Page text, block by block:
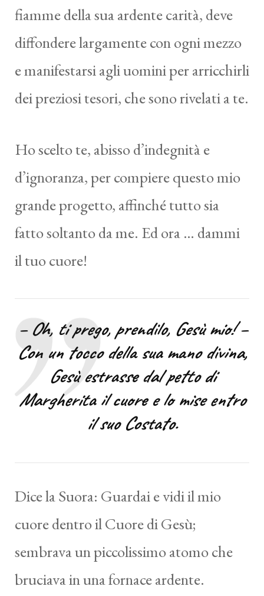
fiamme della sua ardente carità, deve
diffondere largamente con ogni mezzo
e manifestarsi agli uomini per arricchirli
dei preziosi tesori, che sono rivelati a te.
Ho scelto te, abisso d’indegnità e
d’ignoranza, per compiere questo mio
grande progetto, affinché tutto sia
fatto soltanto da me. Ed ora … dammi
il tuo cuore!
– Oh, ti prego, prendilo, Gesù mio! –
Con un tocco della sua mano divina,
Gesù estrasse dal petto di
Margherita il cuore e lo mise entro
il suo Costato.
Dice la Suora: Guardai e vidi il mio
cuore dentro il Cuore di Gesù;
sembrava un piccolissimo atomo che
bruciava in una fornace ardente.